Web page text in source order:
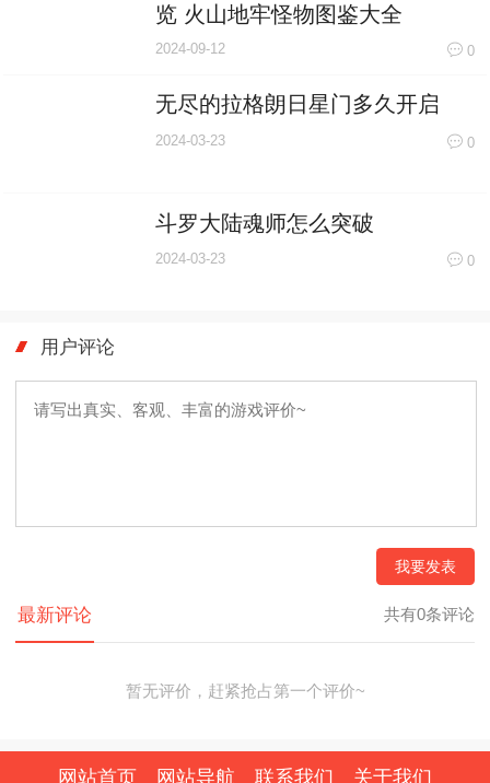
览 火山地牢怪物图鉴大全
2024-09-12 0
无尽的拉格朗日星门多久开启
2024-03-23 0
斗罗大陆魂师怎么突破
2024-03-23 0
用户评论
我要发表
最新评论 共有0条评论
暂无评价，赶紧抢占第一个评价~
网站首页 网站导航 联系我们 关于我们